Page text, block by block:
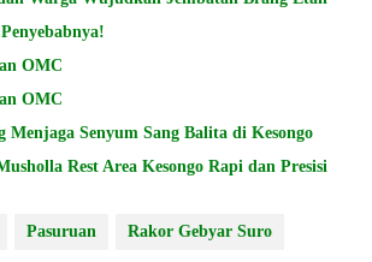
Gunung Bromo Dipercepat Dengan OMC
Gunung Bromo Dipercepat Dengan OMC
Senyum Sang Balita di Kesongo
Rest Area Kesongo Rapi dan Presisi
Pasuruan Rakor Gebyar Suro